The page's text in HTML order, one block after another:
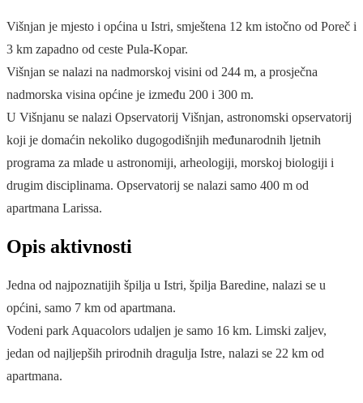
Višnjan je mjesto i općina u Istri, smještena 12 km istočno od Poreč i
3 km zapadno od ceste Pula-Kopar.
Višnjan se nalazi na nadmorskoj visini od 244 m, a prosječna
nadmorska visina općine je između 200 i 300 m.
U Višnjanu se nalazi Opservatorij Višnjan, astronomski opservatorij
koji je domaćin nekoliko dugogodišnjih međunarodnih ljetnih
programa za mlade u astronomiji, arheologiji, morskoj biologiji i
drugim disciplinama. Opservatorij se nalazi samo 400 m od
apartmana Larissa.
Opis aktivnosti
Jedna od najpoznatijih špilja u Istri, špilja Baredine, nalazi se u
općini, samo 7 km od apartmana.
Vodeni park Aquacolors udaljen je samo 16 km. Limski zaljev,
jedan od najljepših prirodnih dragulja Istre, nalazi se 22 km od
apartmana.